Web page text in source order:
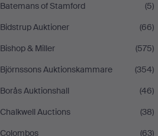
Batemans of Stamford
(5)
Bidstrup Auktioner
(66)
Bishop & Miller
(575)
Björnssons Auktionskammare
(354)
Borås Auktionshall
(46)
Chalkwell Auctions
(38)
Colombos
(63)